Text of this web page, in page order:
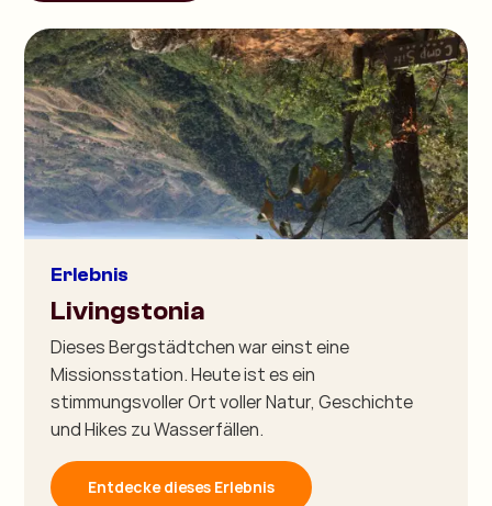
Erlebnis
Livingstonia
Dieses Bergstädtchen war einst eine
Missionsstation. Heute ist es ein
stimmungsvoller Ort voller Natur, Geschichte
und Hikes zu Wasserfällen.
Entdecke dieses Erlebnis